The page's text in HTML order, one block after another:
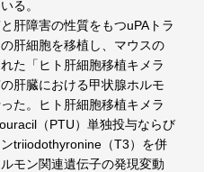
る。
肝障害の性質をもつuPAトラ
肝細胞を移植し、マウスの
た「ヒト肝細胞移植キメラ
肝臓における甲状腺ホルモ
た。ヒト肝細胞移植キメラ
（PTU）単独投与ならび
triiodothyronine（T3）を併
モン関連遺伝子の発現変動